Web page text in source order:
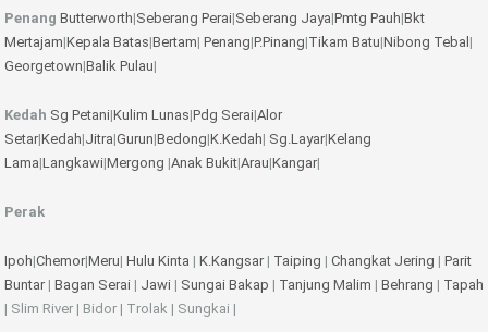
Penang Butterworth|Seberang Perai|Seberang Jaya|Pmtg Pauh|Bkt
Mertajam|Kepala Batas|Bertam| Penang|P.Pinang|Tikam Batu|Nibong Tebal |
Georgetown|Balik Pulau|
Kedah Sg Petani|Kulim Lunas|Pdg Serai|Alor
Setar|Kedah|Jitra|Gurun|Bedong|K.Kedah| Sg.Layar|Kelang
Lama|Langkawi|Mergong |Anak Bukit|Arau|Kangar|
Perak
Ipoh|Chemor|Meru| Hulu Kinta | K.Kangsar| Taiping | Changkat Jering | Parit
Buntar| Bagan Serai | Jawi | Sungai Bakap | Tanjung Malim | Behrang | Tapah
| Slim River | Bidor | Trolak | Sungkai |